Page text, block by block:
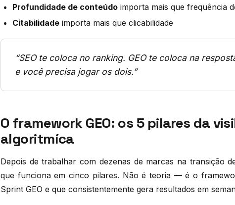
Profundidade de conteúdo importa mais que frequência
Citabilidade importa mais que clicabilidade
“SEO te coloca no ranking. GEO te coloca na
e você precisa jogar os dois.”
O framework GEO: os 5 pilares da
algoritmíca
Depois de trabalhar com dezenas de marcas na transição
que funciona em cinco pilares. Não é teoria — é o
Sprint GEO e que consistentemente gera resultados em